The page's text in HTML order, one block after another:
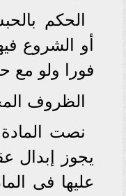
الحكم
أو الشروع
فورا ولو مع
الظروف
يجوز إبدال